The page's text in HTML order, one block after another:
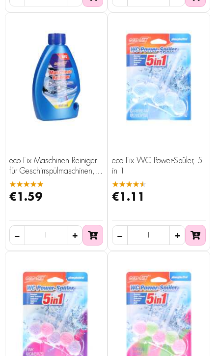
eco Fix Maschinen Reiniger
für Geschirrspülmaschinen,
250 ml
★★★★★
€1.59
eco Fix WC Power-Spüler, 5
in 1
★★★★★
€1.11